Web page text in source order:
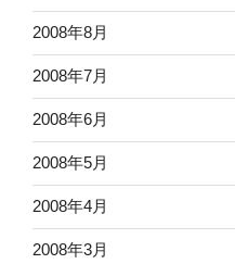
2008年8月
2008年7月
2008年6月
2008年5月
2008年4月
2008年3月